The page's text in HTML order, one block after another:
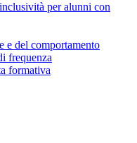
per alunni con
e del comportamento
frequenza
formativa